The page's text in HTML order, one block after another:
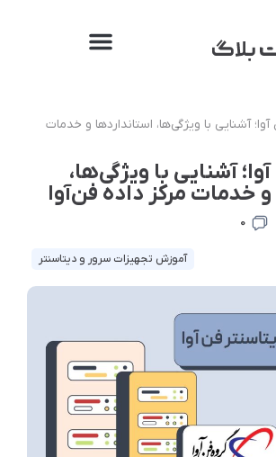
آشنایی با ویژگی‌ها، استانداردها و خدمات
آشنایی با ویژگی‌ها،
و خدمات مرکز داده فن‌آوا
0
آموزش تجهیزات سرور و دیتاسنتر